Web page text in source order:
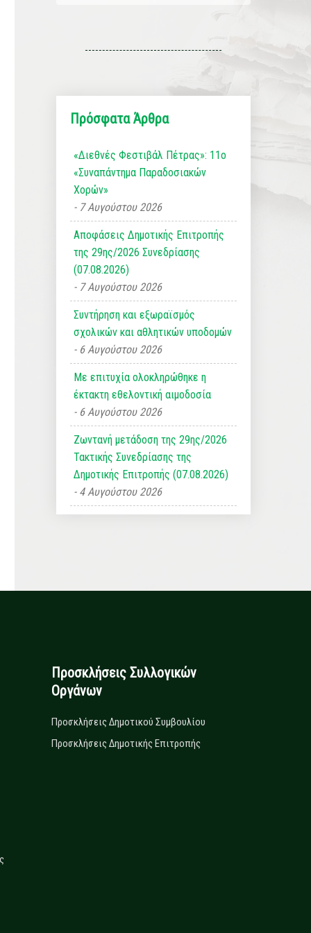
Πρόσφατα Άρθρα
«Διεθνές Φεστιβάλ Πέτρας»: 11ο
«Συναπάντημα Παραδοσιακών
Χορών»
7 Αυγούστου 2026
Αποφάσεις Δημοτικής Επιτροπής
της 29ης/2026 Συνεδρίασης
(07.08.2026)
7 Αυγούστου 2026
Συντήρηση και εξωραϊσμός
σχολικών και αθλητικών υποδομών
6 Αυγούστου 2026
Με επιτυχία ολοκληρώθηκε η
έκτακτη εθελοντική αιμοδοσία
6 Αυγούστου 2026
Ζωντανή μετάδοση της 29ης/2026
Τακτικής Συνεδρίασης της
Δημοτικής Επιτροπής (07.08.2026)
4 Αυγούστου 2026
Προσκλήσεις Συλλογικών
Οργάνων
Προσκλήσεις Δημοτικού Συμβουλίου
Προσκλήσεις Δημοτικής Επιτροπής